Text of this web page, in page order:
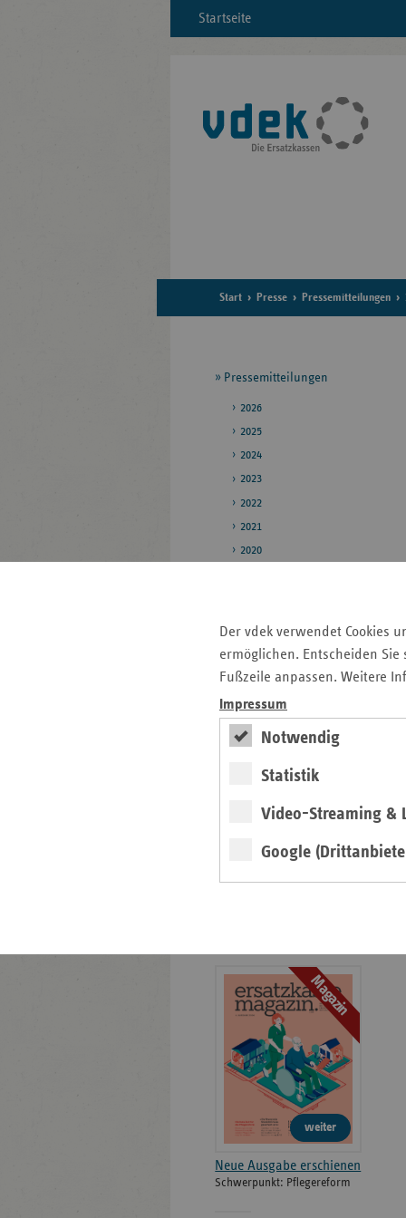
Der vdek verwendet Cookies
ermöglichen. Entscheiden
Fußzeile anpassen. Weitere
Impressum
Notwendig
Statistik
Video-Streaming &
Google
Startseite
Start Presse Pressemitteilungen
Seitennavigation
Pressemitteilungen
2026
2025
2024
2023
2022
2021
2020
Bildarchiv
Seitenleiste
Informationen
Auf einen Blick
Kontakt und Anfahrt
Magazin
weiter
Neue Ausgabe erschienen
Schwerpunkt: Pflegereform